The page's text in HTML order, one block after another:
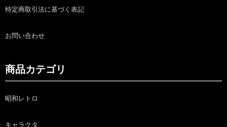
特定商取引法に基づく表記
お問い合わせ
商品カテゴリ
昭和レトロ
キャラクタ